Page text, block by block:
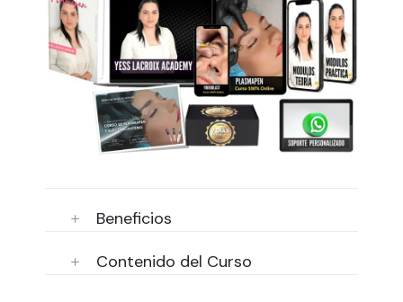
Beneficios
Contenido del Curso